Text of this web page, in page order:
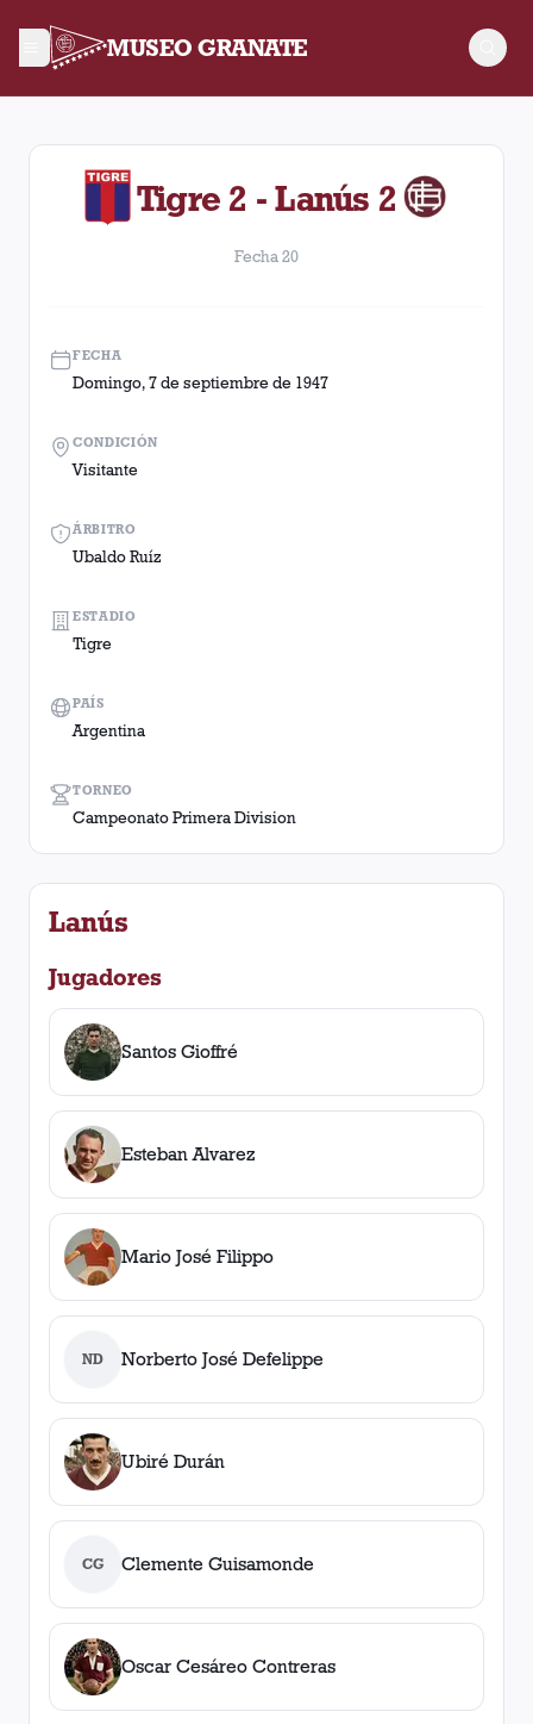
MUSEO GRANATE
Fecha 20. Partido entre Lanús y Tigre disputado el
Tigre 2 - Lanús 2
Fecha 20
FECHA
Domingo, 7 de septiembre de 1947
ÁRBITRO
Ubaldo Ruíz
TORNEO
Campeonato Primera Division
CONDICIÓN
Visitante
ESTADIO
Tigre
PAÍS
Argentina
Lanús
Jugadores
Santos Gioffré
Esteban Alvarez
Mario José Filippo
ND Norberto José Defelippe
Ubiré Durán
CG Clemente Guisamonde
Oscar Cesáreo Contreras